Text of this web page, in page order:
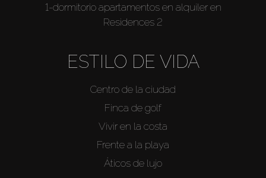
1-dormitorio apartamentos en alquiler en
Residences 2
ESTILO DE VIDA
Centro de la ciudad
Finca de golf
Vivir en la costa
Frente a la playa
Áticos de lujo